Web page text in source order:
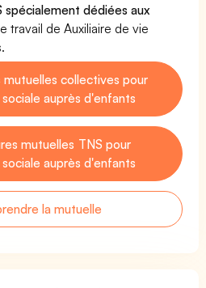
dédiées aux
travail de Auxiliaire de vie
mutuelles collectives pour
auprès d'enfants
mutuelles TNS pour
auprès d'enfants
la mutuelle